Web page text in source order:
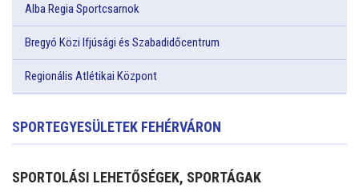
Alba Regia Sportcsarnok
Bregyó Közi Ifjúsági és Szabadidőcentrum
Regionális Atlétikai Központ
SPORTEGYESÜLETEK FEHÉRVÁRON
SPORTOLÁSI LEHETŐSÉGEK, SPORTÁGAK